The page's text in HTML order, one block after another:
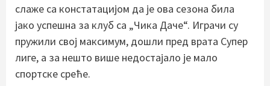
слаже са констатацијом да је ова сезона била
јако успешна за клуб са „Чика Даче“. Играчи су
пружили свој максимум, дошли пред врата Супер
лиге, а за нешто више недостајало је мало
спортске среће.